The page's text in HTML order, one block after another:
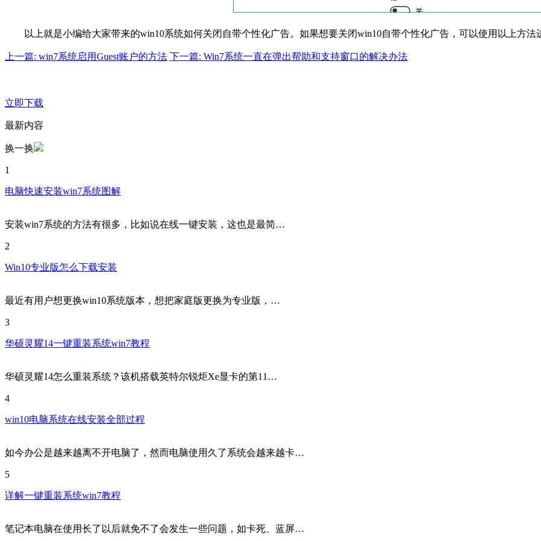
以上就是小编给大家带来的win10系统如何关闭自带个性化广告。如果想要关闭win10自带个性化广告，可以使用以上方法
上一篇: win7系统启用Guest账户的方法 下一篇: Win7系统一直在弹出帮助和支持窗口的解决办法
立即下载
最新内容
换一换
1
电脑快速安装win7系统图解
安装win7系统的方法有很多，比如说在线一键安装，这也是最简…
2
Win10专业版怎么下载安装
最近有用户想更换win10系统版本，想把家庭版更换为专业版，…
3
华硕灵耀14一键重装系统win7教程
华硕灵耀14怎么重装系统？该机搭载英特尔锐炬Xe显卡的第11…
4
win10电脑系统在线安装全部过程
如今办公是越来越离不开电脑了，然而电脑使用久了系统会越来越卡…
5
详解一键重装系统win7教程
笔记本电脑在使用长了以后就免不了会发生一些问题，如卡死、蓝屏…